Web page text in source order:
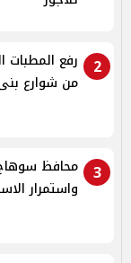
2
من شوارع
3
واستمرار